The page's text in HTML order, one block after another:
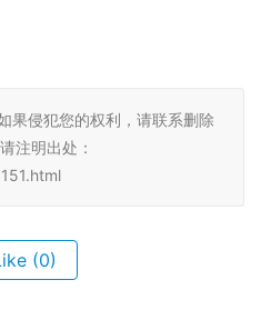
果侵犯您的权利，请联系删除
注明出处：
(0)